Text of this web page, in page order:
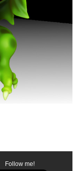
Follow me!